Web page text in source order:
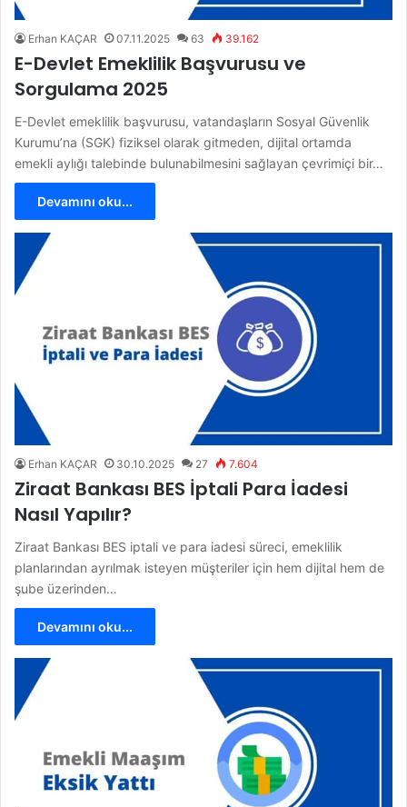
Erhan KAÇAR 07.11.2025 63 39.162
E-Devlet Emeklilik Başvurusu ve
Sorgulama 2025
E-Devlet emeklilik başvurusu, vatandaşların Sosyal Güvenlik
Kurumu’na (SGK) fiziksel olarak gitmeden, dijital ortamda
emekli aylığı talebinde bulunabilmesini sağlayan çevrimiçi bir…
Devamını oku...
Erhan KAÇAR 30.10.2025 27 7.604
Ziraat Bankası BES İptali Para İadesi
Nasıl Yapılır?
Ziraat Bankası BES iptali ve para iadesi süreci, emeklilik
planlarından ayrılmak isteyen müşteriler için hem dijital hem de
şube üzerinden…
Devamını oku...